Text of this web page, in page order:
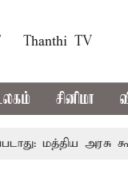
Thanthi TV
சினிமா
மத்திய அரசு